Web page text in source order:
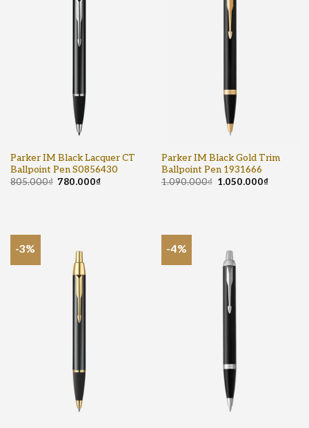
Parker IM Black Lacquer CT
Ballpoint Pen S0856430
805.000₫ 780.000₫
Parker IM Black Gold Trim
Ballpoint Pen 1931666
1.090.000₫ 1.050.000₫
-3% -4%